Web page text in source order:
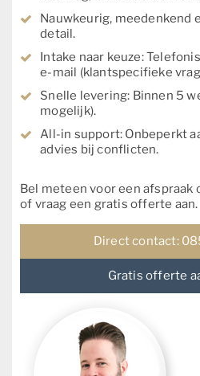
Nauwkeurig, meedenkend
detail.
Intake naar keuze:
e-mail (klantspecifieke
Snelle levering: Binnen 5
mogelijk).
All-in support: Onbeperkt
advies bij conflicten.
Bel meteen voor een
of vraag een gratis offerte aan.
Direct contact:
Gratis offerte